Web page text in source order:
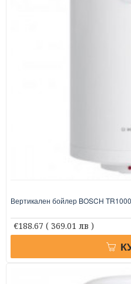
Вертикален бойлер BOSCH
€188.67 ( 369.01 лв )